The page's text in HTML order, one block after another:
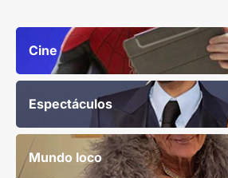
Cine
Espectáculos
Mundo loco